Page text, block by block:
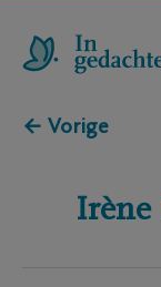
← Vorige
Irène